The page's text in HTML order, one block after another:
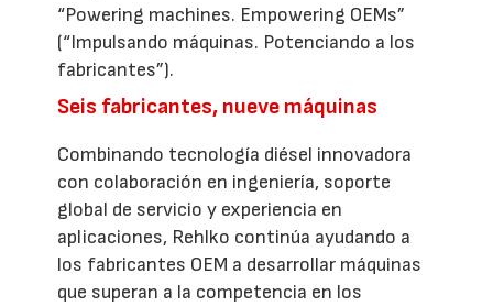
“Powering machines. Empowering OEMs”
(“Impulsando máquinas. Potenciando a los
fabricantes”).
Seis fabricantes, nueve máquinas
Combinando tecnología diésel innovadora
con colaboración en ingeniería, soporte
global de servicio y experiencia en
aplicaciones, Rehlko continúa ayudando a
los fabricantes OEM a desarrollar máquinas
que superan a la competencia en los